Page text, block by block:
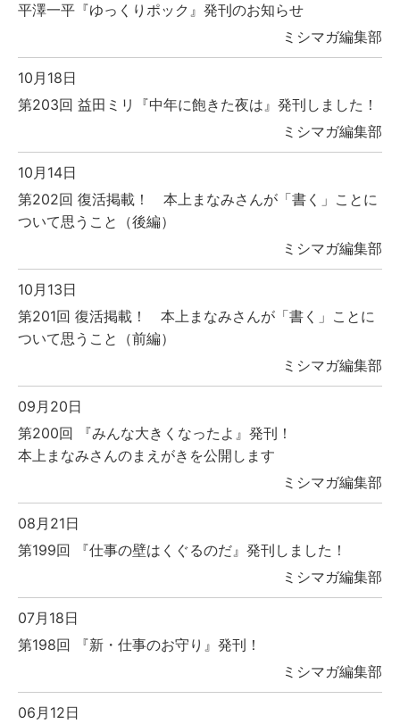
平澤一平『ゆっくりポック』発刊のお知らせ
ミシマガ編集部
10月18日
第203回 益田ミリ『中年に飽きた夜は』発刊しました！
ミシマガ編集部
10月14日
第202回 復活掲載！ 本上まなみさんが「書く」ことに
ついて思うこと（後編）
ミシマガ編集部
10月13日
第201回 復活掲載！ 本上まなみさんが「書く」ことに
ついて思うこと（前編）
ミシマガ編集部
09月20日
第200回 『みんな大きくなったよ』発刊！
本上まなみさんのまえがきを公開します
ミシマガ編集部
08月21日
第199回 『仕事の壁はくぐるのだ』発刊しました！
ミシマガ編集部
07月18日
第198回 『新・仕事のお守り』発刊！
ミシマガ編集部
06月12日